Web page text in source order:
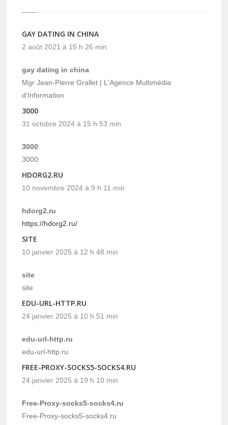
GAY DATING IN CHINA
2 août 2021 à 15 h 26 min
gay dating in china
Mgr Jean-Pierre Grallet | L'Agence Multimédia
d'Information
3000
31 octobre 2024 à 15 h 53 min
3000
3000
HDORG2.RU
10 novembre 2024 à 9 h 11 min
hdorg2.ru
https://hdorg2.ru/
SITE
10 janvier 2025 à 12 h 48 min
site
site
EDU-URL-HTTP.RU
24 janvier 2025 à 10 h 51 min
edu-url-http.ru
edu-url-http.ru
FREE-PROXY-SOCKS5-SOCKS4.RU
24 janvier 2025 à 19 h 10 min
Free-Proxy-socks5-socks4.ru
Free-Proxy-socks5-socks4.ru